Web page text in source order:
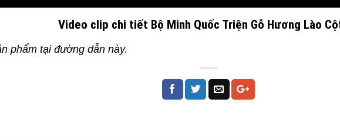
Video clip chi tiết Bộ Minh Quốc Triện Gỗ Hương Lào
phẩm tại đường dẫn này.